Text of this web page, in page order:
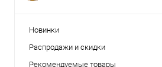
Новинки
Распродажи и скидки
Рекомендуемые товары